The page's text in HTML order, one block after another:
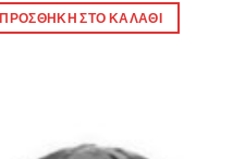
ΠΡΟΣΘΉΚΗ ΣΤΟ ΚΑΛΆΘΙ